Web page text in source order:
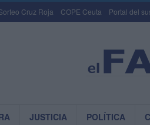
Cruz Roja COPE Ceuta Portal del
JUSTICIA POLÍTICA